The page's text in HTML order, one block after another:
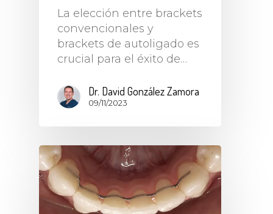
La elección entre brackets
convencionales y
brackets de autoligado es
crucial para el éxito de…
Dr. David González Zamora
09/11/2023